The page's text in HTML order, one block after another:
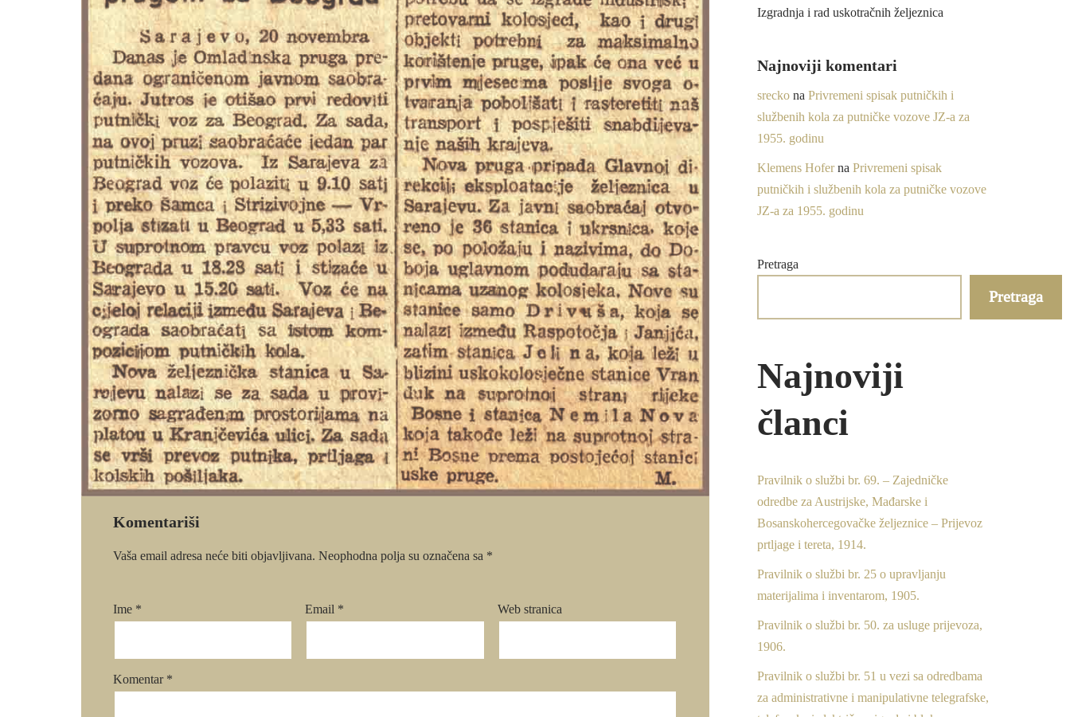
Komentariši
Vaša email adresa neće biti objavljivana. Neophodna polja su označena sa *
Ime * Email * Web stranica
Komentar *
Izgradnja i rad uskotračnih željeznica
Najnoviji komentari
srecko na Privremeni spisak putničkih i
službenih kola za putničke vozove JZ-a za
1955. godinu
Klemens Hoferna Privremeni spisak
putničkih i službenih kola za putničke vozove
JZ-a za 1955. godinu
Pretraga
Pretraga
Najnoviji
članci
Pravilnik o službi br. 69. – Zajedničke
odredbe za Austrijske, Mađarske i
Bosanskohercegovačke željeznice – Prijevoz
prtljage i tereta, 1914.
Pravilnik o službi br. 25 o upravljanju
materijalima i inventarom, 1905.
Pravilnik o službi br. 50. za usluge prijevoza,
1906.
Pravilnik o službi br. 51 u vezi sa odredbama
za administrativne i manipulativne telegrafske,